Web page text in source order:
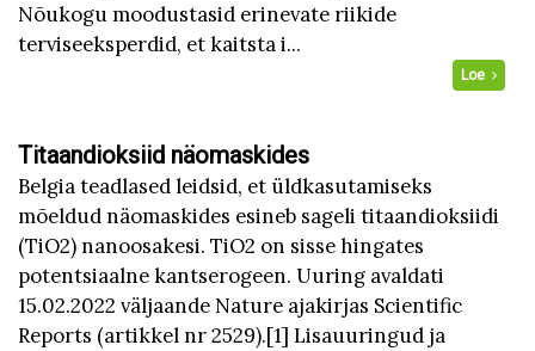
Nõukogu moodustasid erinevate riikide
terviseeksperdid, et kaitsta i...
Loe
Titaandioksiid näomaskides
Belgia teadlased leidsid, et üldkasutamiseks
mõeldud näomaskides esineb sageli titaandioksiidi
(TiO2) nanoosakesi. TiO2 on sisse hingates
potentsiaalne kantserogeen. Uuring avaldati
15.02.2022 väljaande Nature ajakirjas Scientific
Reports (artikkel nr 2529).[1] Lisauuringud ja